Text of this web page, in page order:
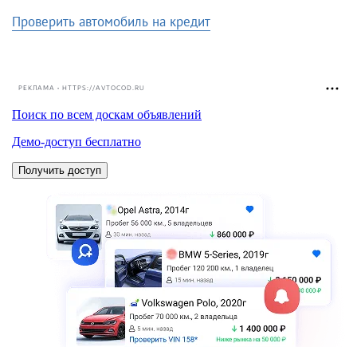
Проверить автомобиль на кредит
РЕКЛАМА • HTTPS://AVTOCOD.RU